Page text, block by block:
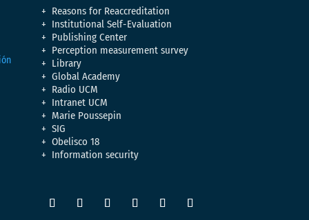
Reasons for Reaccreditation
Institutional Self-Evaluation
Publishing Center
Perception measurement survey
Library
Global Academy
Radio UCM
Intranet UCM
Marie Poussepin
SIG
Obelisco 18
Information security